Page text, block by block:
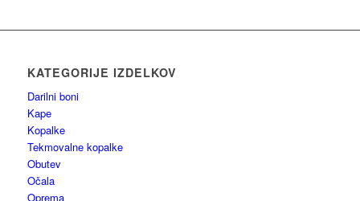
KATEGORIJE IZDELKOV
Darilni boni
Kape
Kopalke
Tekmovalne kopalke
Obutev
Očala
Oprema